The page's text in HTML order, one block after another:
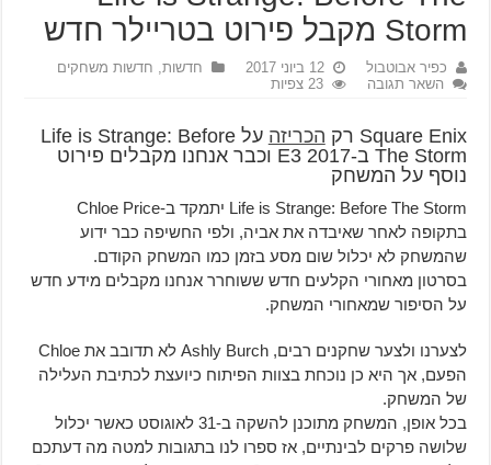
Storm מקבל פירוט בטריילר חדש
כפיר אבוטבול 12 ביוני 2017 חדשות, חדשות משחקים
השאר תגובה
23 צפיות
Square Enix רק הכריזה
על Life is Strange: Before
The Storm ב-E3 2017 וכבר אנחנו מקבלים פירוט
נוסף על המשחק
Life is Strange: Before The Storm יתמקד ב-Chloe Price
בתקופה לאחר שאיבדה את אביה, ולפי החשיפה כבר ידוע
שהמשחק לא יכלול שום מסע בזמן כמו המשחק הקודם.
בסרטון מאחורי הקלעים חדש ששוחרר אנחנו מקבלים מידע חדש
על הסיפור שמאחורי המשחק.
לצערנו ולצער שחקנים רבים, Ashly Burch לא תדובב את Chloe
הפעם, אך היא כן נוכחת בצוות הפיתוח כיועצת לכתיבת העלילה
של המשחק.
בכל אופן, המשחק מתוכנן להשקה ב-31 לאוגוסט כאשר יכלול
שלושה פרקים לבינתיים, אז ספרו לנו בתגובות למטה מה דעתכם